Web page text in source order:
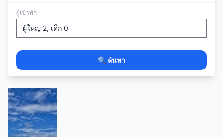
ผู้เข้าพัก
🔍 ค้นหา